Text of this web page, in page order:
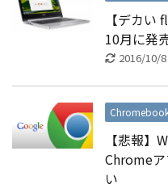
【デカ
10月に発
2016/10/8
【悲報
Chrome
い